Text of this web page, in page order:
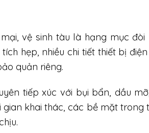
vệ sinh tàu là hạng mục đòi
hẹp, nhiều chi tiết thiết bị điện
quản riêng.
tiếp xúc với bụi bẩn, dầu
khai thác, các bề mặt trong